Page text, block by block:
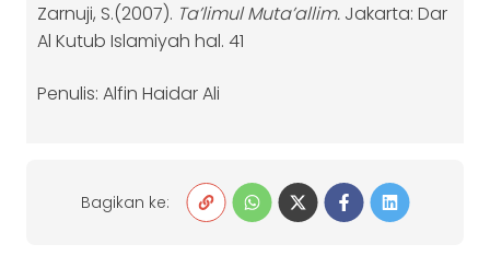
Zarnuji, S.(2007). Ta’limul Muta’allim. Jakarta: Dar
Al Kutub Islamiyah hal. 41
Penulis: Alfin Haidar Ali
Bagikan ke: